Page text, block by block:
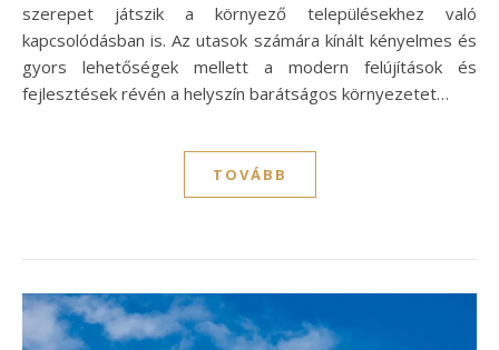
szerepet játszik a környező településekhez való
kapcsolódásban is. Az utasok számára kínált kényelmes és
gyors lehetőségek mellett a modern felújítások és
fejlesztések révén a helyszín barátságos környezetet…
TOVÁBB